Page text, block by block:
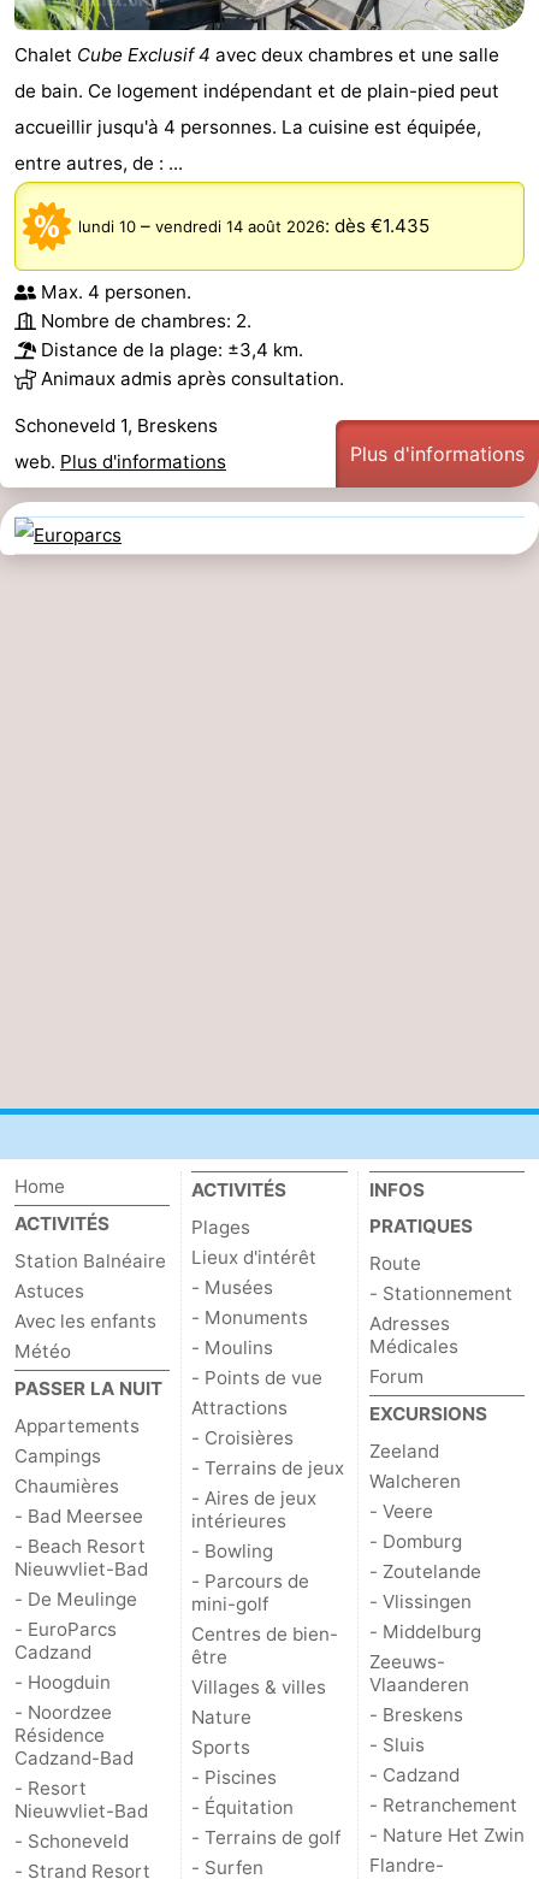
Chalet Cube Exclusif 4 avec deux chambres et une salle
de bain. Ce logement indépendant et de plain-pied peut
accueillir jusqu'à 4 personnes. La cuisine est équipée,
entre autres, de : ...
lundi 10 – vendredi 14 août 2026: dès €1.435
Max. 4 personen.
Nombre de chambres: 2.
Distance de la plage: ±3,4 km.
Animaux admis après consultation.
Schoneveld 1, Breskens
web. Plus d'informations Plus d'informations
Home
ACTIVITÉS
Station Balnéaire
Astuces
Avec les enfants
Météo
PASSER LA NUIT
Appartements
Campings
Chaumières
- Bad Meersee
- Beach Resort
Nieuwvliet-Bad
- De Meulinge
- EuroParcs
Cadzand
- Hoogduin
- Noordzee
Résidence
Cadzand-Bad
- Resort
Nieuwvliet-Bad
- Schoneveld
- Strand Resort
ACTIVITÉS
Plages
Lieux d'intérêt
- Musées
- Monuments
- Moulins
- Points de vue
Attractions
- Croisières
- Terrains de jeux
- Aires de jeux
intérieures
- Bowling
- Parcours de
mini-golf
Centres de bien-
être
Villages & villes
Nature
Sports
- Piscines
- Équitation
- Terrains de golf
- Surfen
INFOS
PRATIQUES
Route
- Stationnement
Adresses
Médicales
Forum
EXCURSIONS
Zeeland
Walcheren
- Veere
- Domburg
- Zoutelande
- Vlissingen
- Middelburg
Zeeuws-
Vlaanderen
- Breskens
- Sluis
- Cadzand
- Retranchement
- Nature Het Zwin
Flandre-